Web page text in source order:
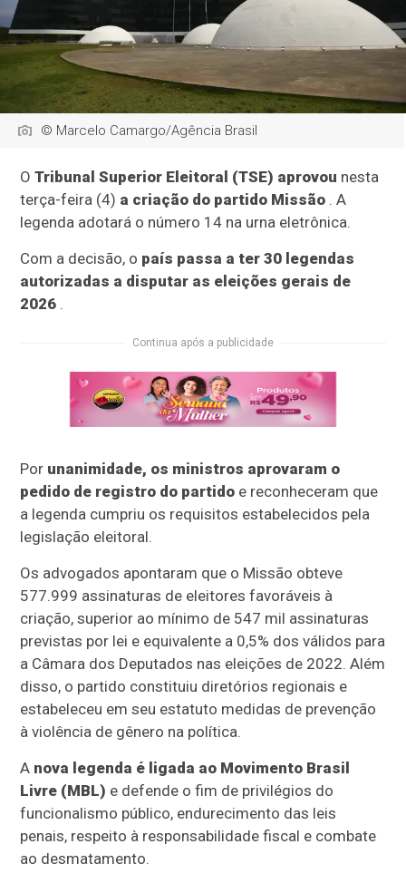
© Marcelo Camargo/Agência Brasil
OTribunal Superior Eleitoral (TSE) aprovou nesta
terça-feira (4) a criação do partido Missão . A
legenda adotará o número 14 na urna eletrônica.
Com a decisão, o país passa a ter 30 legendas
autorizadas a disputar as eleições gerais de
2026 .
Continua após a publicidade
Por unanimidade, os ministros aprovaram o
pedido de registro do partido e reconheceram que
a legenda cumpriu os requisitos estabelecidos pela
legislação eleitoral.
Os advogados apontaram que o Missão obteve
577.999 assinaturas de eleitores favoráveis à
criação, superior ao mínimo de 547 mil assinaturas
previstas por lei e equivalente a 0,5% dos válidos para
a Câmara dos Deputados nas eleições de 2022. Além
disso, o partido constituiu diretórios regionais e
estabeleceu em seu estatuto medidas de prevenção
à violência de gênero na política.
A nova legenda é ligada ao Movimento Brasil
Livre (MBL) e defende o fim de privilégios do
funcionalismo público, endurecimento das leis
penais, respeito à responsabilidade fiscal e combate
ao desmatamento.